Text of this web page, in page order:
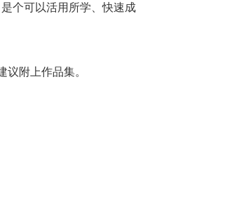
个可以活用所学、快速成
附上作品集。